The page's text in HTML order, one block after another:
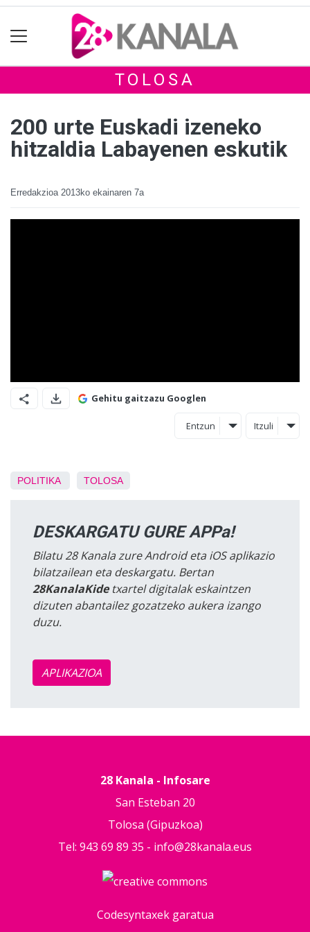
TOLOSA
200 urte Euskadi izeneko
hitzaldia Labayenen eskutik
Erredakzioa 2013ko ekainaren 7a
Gehitu gaitzazu Googlen
Entzun Itzuli
POLITIKA TOLOSA
DESKARGATU GURE APPa!
Bilatu 28 Kanala zure Android eta iOS aplikazio
bilatzailean eta deskargatu. Bertan
28KanalaKidetxartel digitalak eskaintzen
dizuten abantailez gozatzeko aukera izango
duzu.
APLIKAZIOA
28 Kanala - Infosare
San Esteban 20
Tolosa (Gipuzkoa)
Tel: 943 69 89 35 - info@28kanala.eus
Codesyntaxek garatua